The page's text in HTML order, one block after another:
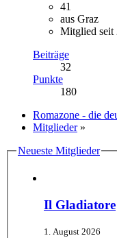
41
aus Graz
Mitglied seit
Beiträge
32
Punkte
180
Romazone - die
Mitglieder »
Neueste Mitglieder
Il Gladiatore
1. August 2026